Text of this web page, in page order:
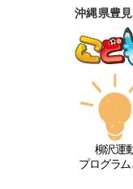
沖縄県豊
柳沢運
プログラ